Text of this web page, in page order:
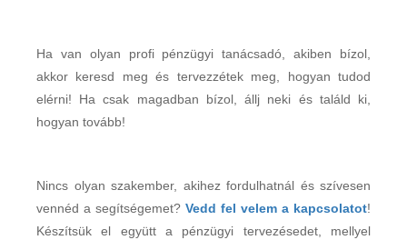
Ha van olyan profi pénzügyi tanácsadó, akiben bízol,
akkor keresd meg és tervezzétek meg, hogyan tudod
elérni! Ha csak magadban bízol, állj neki és találd ki,
hogyan tovább!
Nincs olyan szakember, akihez fordulhatnál és szívesen
vennéd a segítségemet? Vedd fel velem a kapcsolatot!
Készítsük el együtt a pénzügyi tervezésedet, mellyel